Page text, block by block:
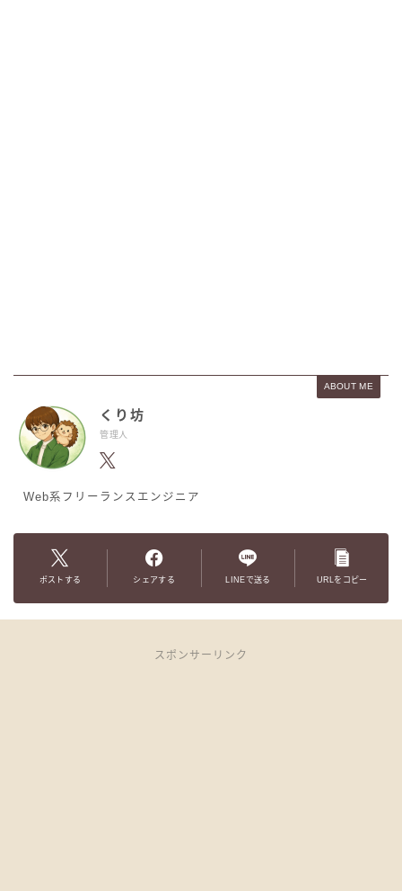
ABOUT ME
くり坊
管理人
Web系フリーランスエンジニア
ポストする シェアする LINEで送る URLをコピー
スポンサーリンク